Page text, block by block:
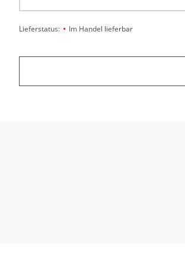
Lieferstatus: • Im Handel lieferbar